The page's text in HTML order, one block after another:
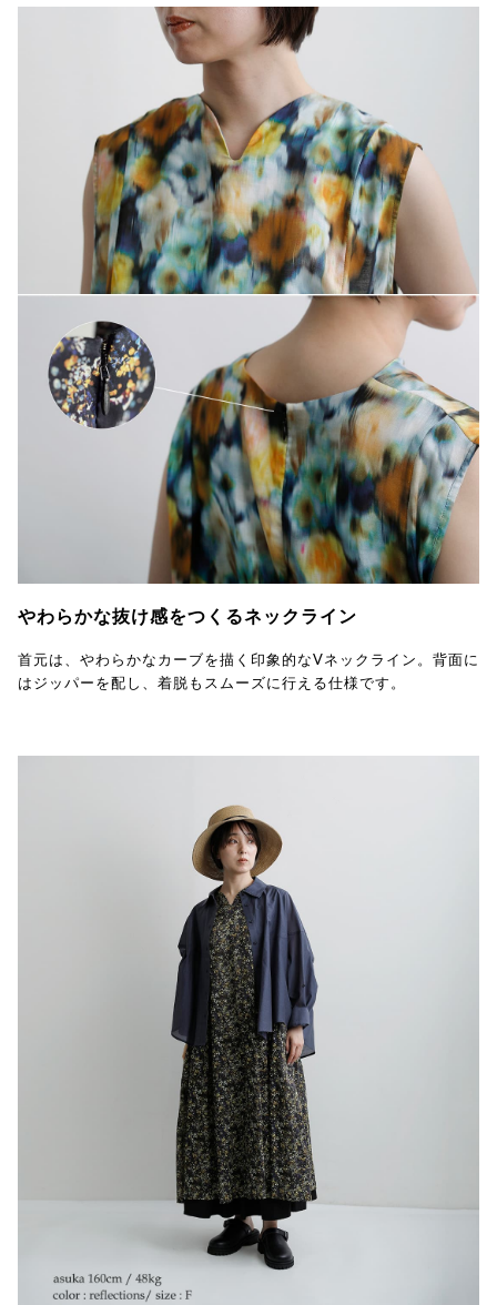
やわらかな抜け感をつくるネックライン
首元は、やわらかなカーブを描く印象的なVネックライン。背面に
はジッパーを配し、着脱もスムーズに行える仕様です。